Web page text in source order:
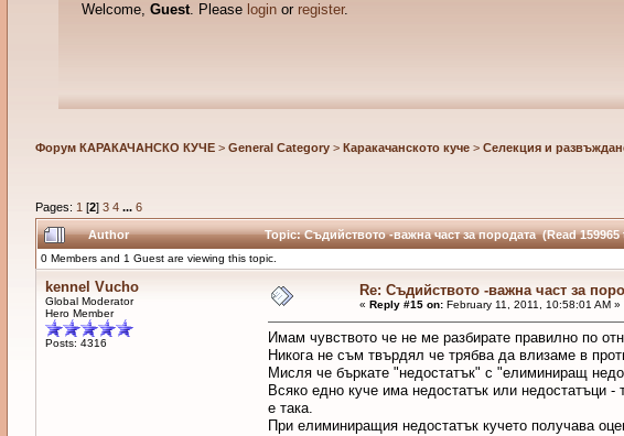
Welcome,Guest. Please login or register.
Форум КАРАКАЧАНСКО КУЧЕ> General Category> Каракачанското куче> Селекция и
Pages: 1 [2] 3 4 ... 6
Author Topic: Съдийството -важна част за породата (Read 159965
0 Members and 1 Guest are viewing this topic.
kennel Vucho
Global Moderator
Hero Member
Posts: 4316
Re: Съдийството -важна част за
« Reply #15 on:February 11, 2011, 10:58:01 AM »
Имам чувството че не ме разбирате правилно по
Никога не съм твърдял че трябва да влизаме в
Мисля че бъркате "недостатък" с "елиминиращ
Всяко едно куче има недостатък или недостатъци
е така.
При елиминиращия недостатък кучето получава